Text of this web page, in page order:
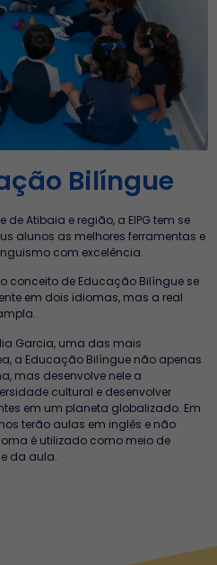
Bilíngue
Atibaia e região, a EIPG tem se
alunos as melhores ferramentas e
com excelência.
conceito de Educação Bilíngue se
em dois idiomas, mas a real
Garcia, uma das mais
a Educação Bilíngue não apenas
mas desenvolve nele a
cultural e desenvolver
em um planeta globalizado. Em
terão aulas em inglês e não
é utilizado como meio de
da aula.